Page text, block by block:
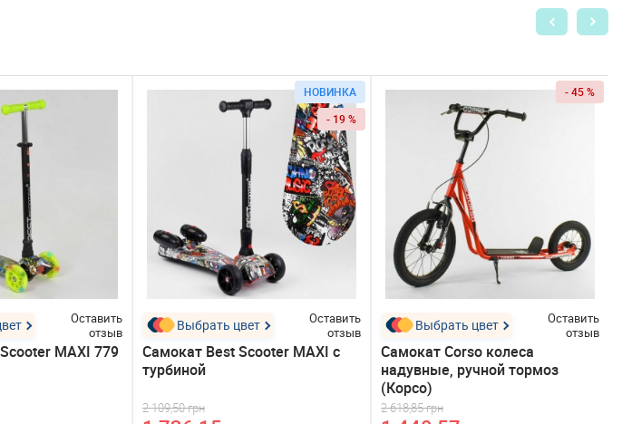
Оставить
отзыв
MAXI 779
НОВИНКА
- 19 %
Выбрать цвет
Оставить
отзыв
Самокат Best Scooter MAXI с
турбиной
2 109,50 грн
- 45 %
Выбрать цвет
Оставить
отзыв
Самокат Corso колеса
надувные, ручной тормоз
(Корсо)
2 618,85 грн